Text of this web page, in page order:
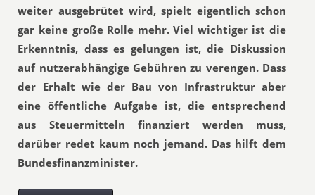
weiter ausgebrütet wird, spielt eigentlich schon
gar keine große Rolle mehr. Viel wichtiger ist die
Erkenntnis, dass es gelungen ist, die Diskussion
auf nutzerabhängige Gebühren zu verengen. Dass
der Erhalt wie der Bau von Infrastruktur aber
eine öffentliche Aufgabe ist, die entsprechend
aus Steuermitteln finanziert werden muss,
darüber redet kaum noch jemand. Das hilft dem
Bundesfinanzminister.